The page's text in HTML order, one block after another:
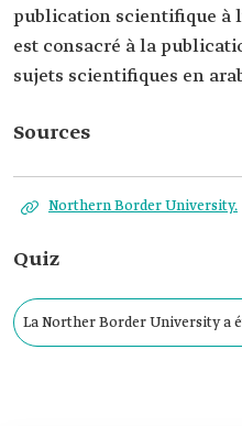
publication scientifique à
est consacré à la
sujets scientifiques en
Sources
Northern Border University.
Quiz
La Norther Border University a